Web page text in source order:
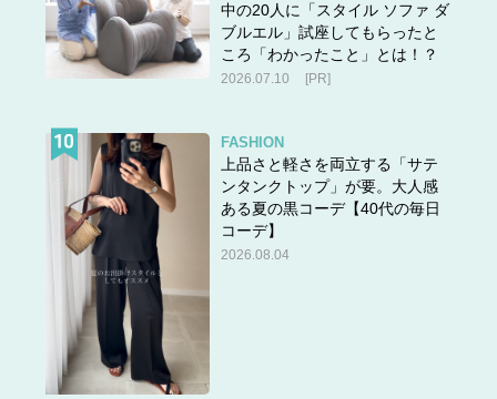
中の20人に「スタイル ソファ ダ
ブルエル」試座してもらったと
ころ「わかったこと」とは！？
2026.07.10 [PR]
FASHION
上品さと軽さを両立する「サテ
ンタンクトップ」が要。大人感
ある夏の黒コーデ【40代の毎日
コーデ】
2026.08.04